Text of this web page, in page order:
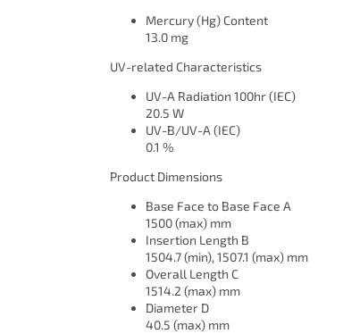
Mercury (Hg) Content
13.0 mg
UV-related Characteristics
UV-A Radiation 100hr (IEC)
20.5 W
UV-B/UV-A (IEC)
0.1 %
Product Dimensions
Base Face to Base Face A
1500 (max) mm
Insertion Length B
1504.7 (min), 1507.1 (max) mm
Overall Length C
1514.2 (max) mm
Diameter D
40.5 (max) mm